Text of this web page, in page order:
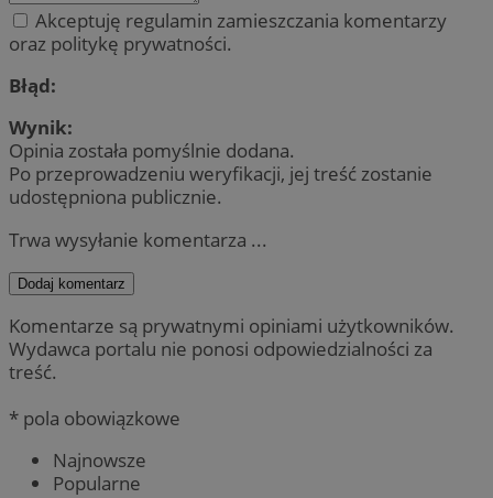
Akceptuję regulamin zamieszczania komentarzy
oraz politykę prywatności.
Błąd:
Wynik:
Opinia została pomyślnie dodana.
Po przeprowadzeniu weryfikacji, jej treść zostanie
udostępniona publicznie.
Trwa wysyłanie komentarza ...
Dodaj komentarz
Komentarze są prywatnymi opiniami użytkowników.
Wydawca portalu nie ponosi odpowiedzialności za
treść.
* pola obowiązkowe
Najnowsze
Popularne